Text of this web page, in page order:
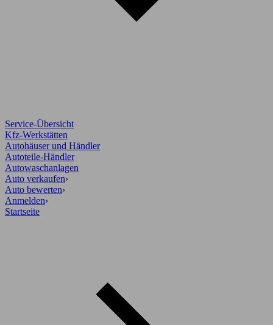
Service-Übersicht
Kfz-Werkstätten
Autohäuser und Händler
Autoteile-Händler
Autowaschanlagen
Auto verkaufen›
Auto bewerten›
Anmelden›
Startseite